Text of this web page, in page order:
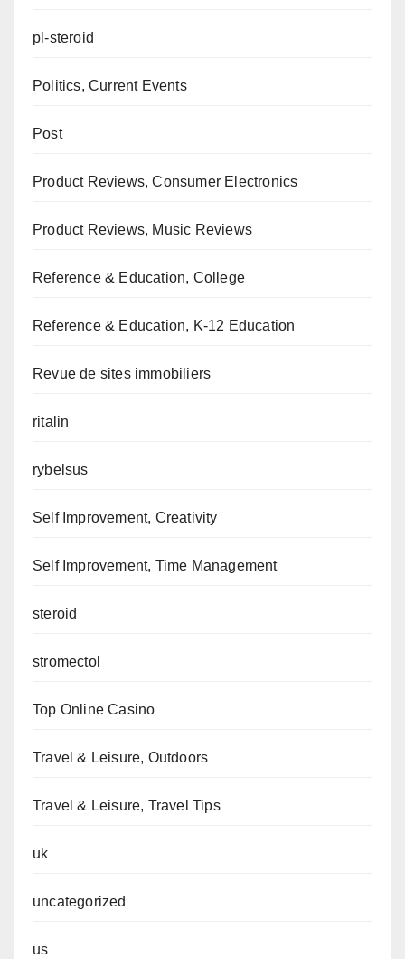
pl-steroid
Politics, Current Events
Post
Product Reviews, Consumer Electronics
Product Reviews, Music Reviews
Reference & Education, College
Reference & Education, K-12 Education
Revue de sites immobiliers
ritalin
rybelsus
Self Improvement, Creativity
Self Improvement, Time Management
steroid
stromectol
Top Online Casino
Travel & Leisure, Outdoors
Travel & Leisure, Travel Tips
uk
uncategorized
us